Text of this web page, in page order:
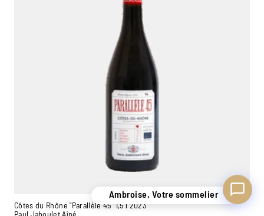
Côtes du Rhône "Parallèle 45" 1,5 l 2023
Paul Jaboulet Aîné
Ambroise, Votre sommelier
Ambroise, Votre sommelier
Disponible pour vous conseiller